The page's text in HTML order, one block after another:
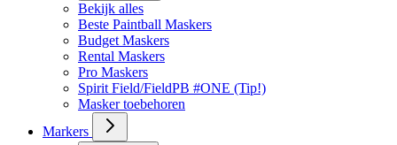
Bekijk alles
Beste Paintball Maskers
Budget Maskers
Rental Maskers
Pro Maskers
Spirit Field/FieldPB #ONE (Tip!)
Masker toebehoren
Markers